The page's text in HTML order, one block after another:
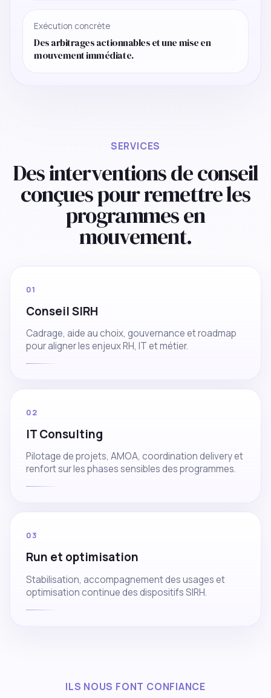
Exécution concrète
Des arbitrages actionnables et une mise en
mouvement immédiate.
SERVICES
Des interventions de conseil
conçues pour remettre les
programmes en
mouvement.
01
Conseil SIRH
Cadrage, aide au choix, gouvernance et roadmap
pour aligner les enjeux RH, IT et métier.
02
IT Consulting
Pilotage de projets, AMOA, coordination delivery et
renfort sur les phases sensibles des programmes.
03
Run et optimisation
Stabilisation, accompagnement des usages et
optimisation continue des dispositifs SIRH.
ILS NOUS FONT CONFIANCE